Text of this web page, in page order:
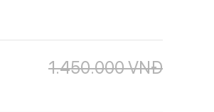
1.450.000VNĐ